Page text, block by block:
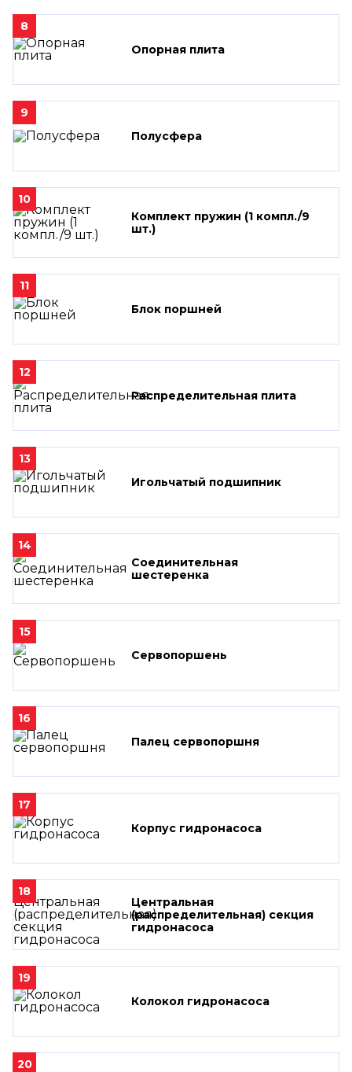
8
Опорная плита
9
Полусфера
10
Комплект пружин (1 компл./9
шт.)
11
Блок поршней
12
Распределительная плита
13
Игольчатый подшипник
14
Соединительная
шестеренка
15
Сервопоршень
16
Палец сервопоршня
17
Корпус гидронасоса
18
Центральная
(распределительная) секция
гидронасоса
19
Колокол гидронасоса
20